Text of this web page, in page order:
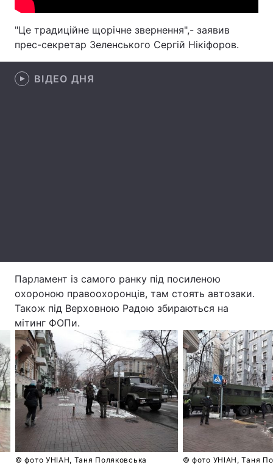
Архів Вакансії
Контакти
"Це традиційне щорічне звернення",- заявив
прес-секретар Зеленського Сергій Нікіфоров.
ВІДЕО ДНЯ
Парламент із самого ранку під посиленою
охороною правоохоронців, там стоять автозаки.
Також під Верховною Радою збираються на
мітинг ФОПи.
© фото УНІАН, Таня Поляковська © фото УНІАН, Таня